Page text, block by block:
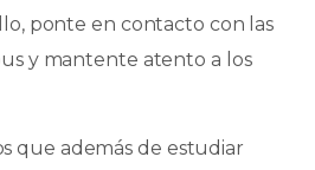
ponte en contacto con las
y mantente atento a los
que además de estudiar